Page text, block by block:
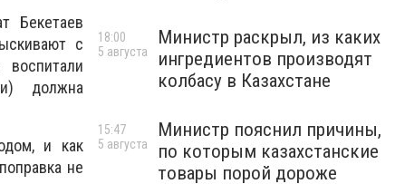
Бекетаев
с
должна
и как
не
Министр раскрыл, из каких
ингредиентов производят
колбасу в Казахстане
18:00
5 августа
Министр пояснил причины,
по которым казахстанские
товары порой дороже
15:47
5 августа